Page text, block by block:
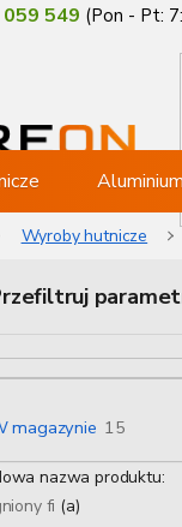
549
Aluminium
Wyroby hutnicze
magazynie 15
nazwa produktu:
fi (a)